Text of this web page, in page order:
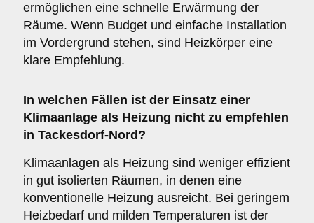
ermöglichen eine schnelle Erwärmung der
Räume. Wenn Budget und einfache Installation
im Vordergrund stehen, sind Heizkörper eine
klare Empfehlung.
In welchen Fällen ist der Einsatz einer
Klimaanlage als Heizung nicht zu empfehlen
in Tackesdorf-Nord?
Klimaanlagen als Heizung sind weniger effizient
in gut isolierten Räumen, in denen eine
konventionelle Heizung ausreicht. Bei geringem
Heizbedarf und milden Temperaturen ist der